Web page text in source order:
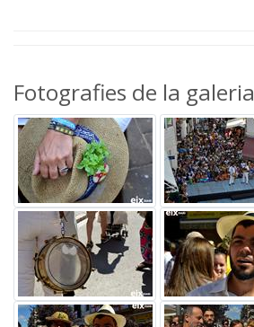
Fotografies de la galeria